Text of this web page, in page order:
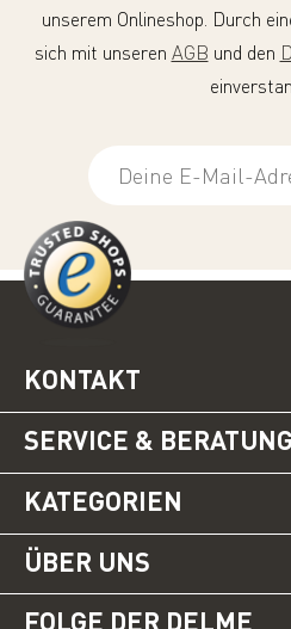
unserem Onlineshop. Durch
sich mit unseren AGB und den
KONTAKT
SERVICE & BERATUNG
KATEGORIEN
ÜBER UNS
FOLGE DER DELME